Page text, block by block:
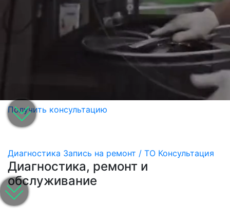
Получить консультацию
Диагностика Запись на ремонт / ТО Консультация
Диагностика, ремонт и
обслуживание